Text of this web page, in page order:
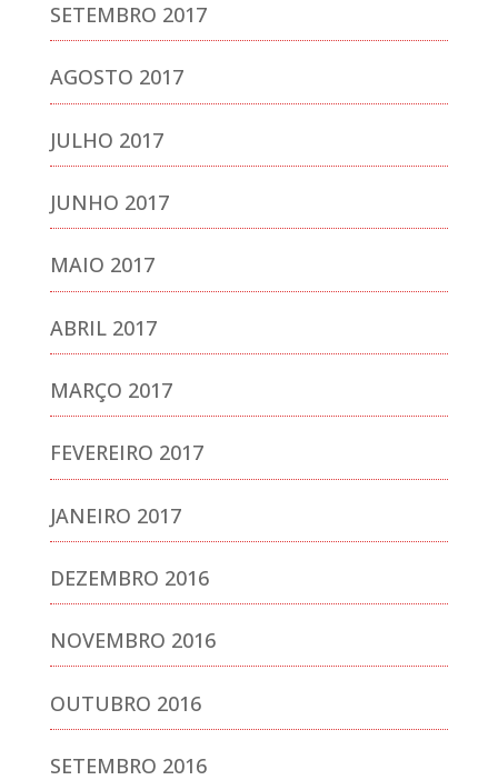
SETEMBRO 2017
AGOSTO 2017
JULHO 2017
JUNHO 2017
MAIO 2017
ABRIL 2017
MARÇO 2017
FEVEREIRO 2017
JANEIRO 2017
DEZEMBRO 2016
NOVEMBRO 2016
OUTUBRO 2016
SETEMBRO 2016